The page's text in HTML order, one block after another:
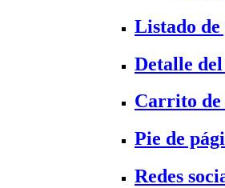
Listado
Detalle
Carrito de
Pie de
Redes